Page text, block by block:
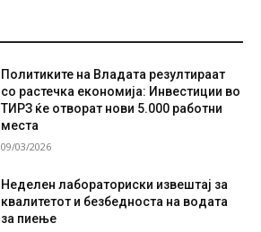
Политиките на Владата резултираат
со растечка економија: Инвестиции во
ТИРЗ ќе отворат нови 5.000 работни
места
09/03/2026
Неделен лабораториски извештај за
квалитетот и безбедноста на водата
за пиење